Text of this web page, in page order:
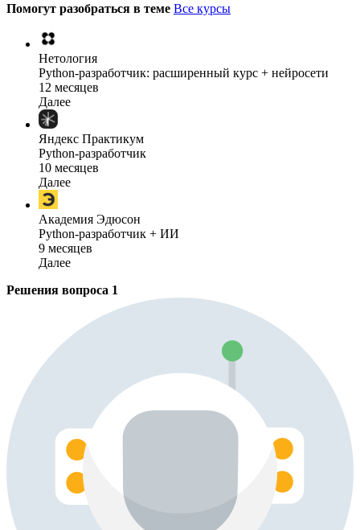
Помогут разобраться в теме Все курсы
Нетология
Python-разработчик: расширенный курс + нейросети
12 месяцев
Далее
Яндекс Практикум
Python-разработчик
10 месяцев
Далее
Академия Эдюсон
Python-разработчик + ИИ
9 месяцев
Далее
Решения вопроса 1